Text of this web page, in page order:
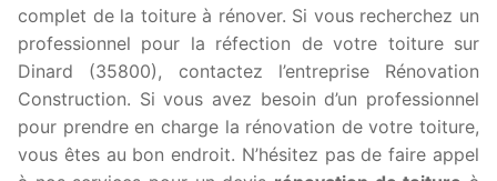
complet de la toiture à rénover. Si vous recherchez un
professionnel pour la réfection de votre toiture sur
Dinard (35800), contactez l’entreprise Rénovation
Construction. Si vous avez besoin d’un professionnel
pour prendre en charge la rénovation de votre toiture,
vous êtes au bon endroit. N’hésitez pas de faire appel